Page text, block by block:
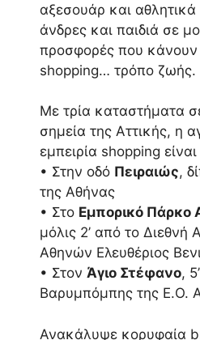
αξεσουάρ και αθλητικά
άνδρες και παιδιά σε
προσφορές που
shopping… τρόπο ζωής.
Με τρία καταστήματα
σημεία της Αττικής, η
εμπειρία shopping
• Στην οδό Πειραιώς,
της Αθήνας
• Στο Εμπορικό Πάρκο
μόλις 2’ από το Διεθνή
Αθηνών Ελευθέριος
• Στον Άγιο Στέφανο,
Βαρυμπόμπης της Ε.Ο.
Ανακάλυψε κορυφαία